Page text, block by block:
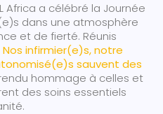
Africa a célébré la Journée
dans une atmosphère
et de fierté. Réunis
Nos infirmier(e)s, notre
sauvent des
hommage à celles et
des soins essentiels